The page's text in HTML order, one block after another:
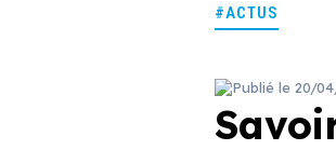
#ACTUS
Publié le 20/